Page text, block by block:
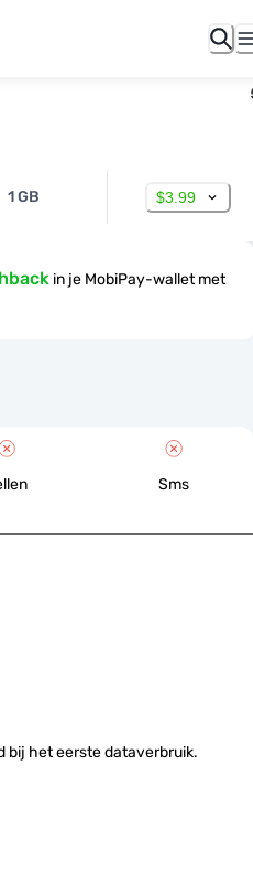
1 GB $3.99
in je MobiPay-wallet met
Sms
bij het eerste dataverbruik.